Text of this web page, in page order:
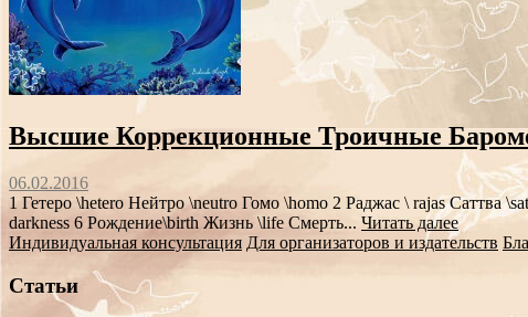
Высшие Коррекционные Троичные
06.02.2016
1 Гетеро \hetero Нейтро \neutro Гомо \homo 2 Раджас \ rajas
darkness 6 Рождение\birth Жизнь \life Смерть... Читать далее
Индивидуальная консультация Для организаторов и издательств
Статьи